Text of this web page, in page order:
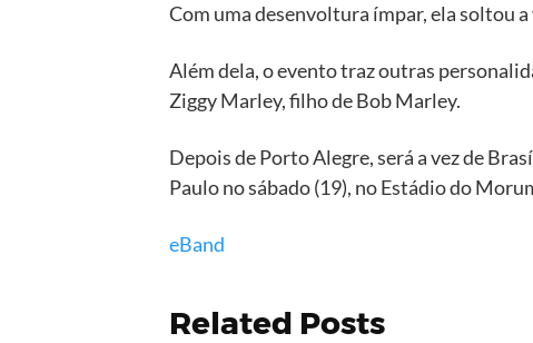
Com uma desenvoltura ímpar, ela soltou
Além dela, o evento traz outras
Ziggy Marley, filho de Bob Marley.
Depois de Porto Alegre, será a vez de
Paulo no sábado (19), no Estádio do
eBand
Related Posts